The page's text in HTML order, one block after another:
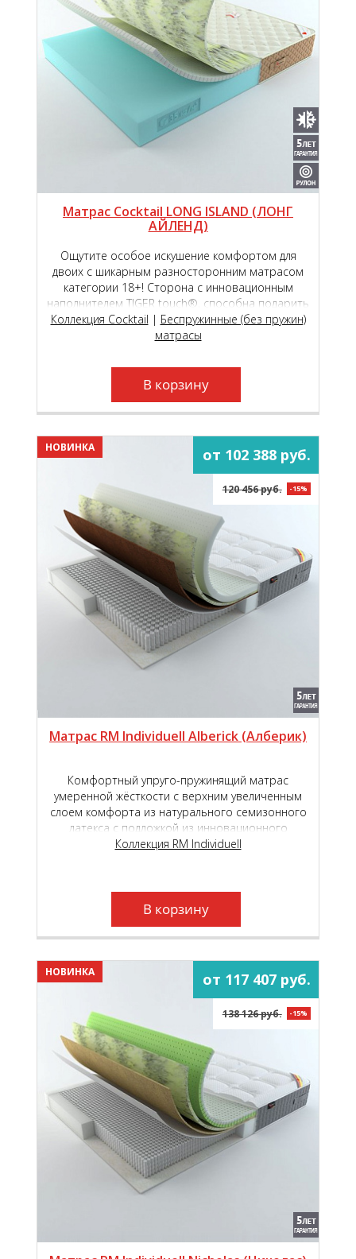
Матрас Cocktail LONG ISLAND (ЛОНГ
АЙЛЕНД)
Ощутите особое искушение комфортом для
двоих с шикарным разносторонним матрасом
категории 18+! Сторона с инновационным
наполнителем TIGER touch®, способна подарить
чувство исключительной комфортности,
обеспечивая вашу пару непревзойдённым
Коллекция Cocktail | Беспружинные (без пружин)
матрасы
В корзину
НОВИНКА от 102 388 руб.
120 456 руб. -15%
Матрас RM Individuell Alberick (Aлберик)
Комфортный упруго-пружинящий матрас
умеренной жёсткости с верхним увеличенным
слоем комфорта из натурального семизонного
латекса с подложкой из инновационного
наполнителя TIGER touch ®.
Коллекция RM Individuell
В корзину
НОВИНКА от 117 407 руб.
138 126 руб. -15%